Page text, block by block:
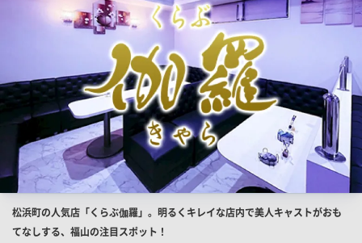
店
舗
松浜町の人気店「くらぶ伽羅」。明るくキレイな店内で美人キャストがおも
てなしする、福山の注目スポット！